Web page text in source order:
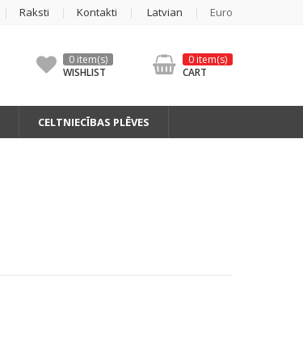
Raksti Kontakti Latvian Euro
0 item(s)
WISHLIST
0 item(s)
CART
CELTNIECĪBAS PLĒVES